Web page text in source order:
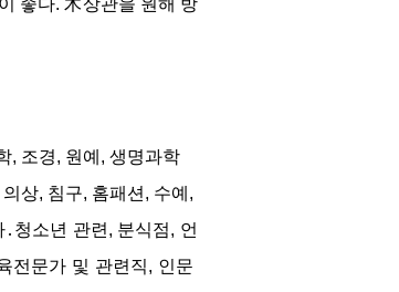
좋다. 木상관을 원해 방
, 조경, 원예, 생명과학
상, 침구, 홈패션, 수예,
청소년 관련, 분식점, 언
전문가 및 관련직, 인문